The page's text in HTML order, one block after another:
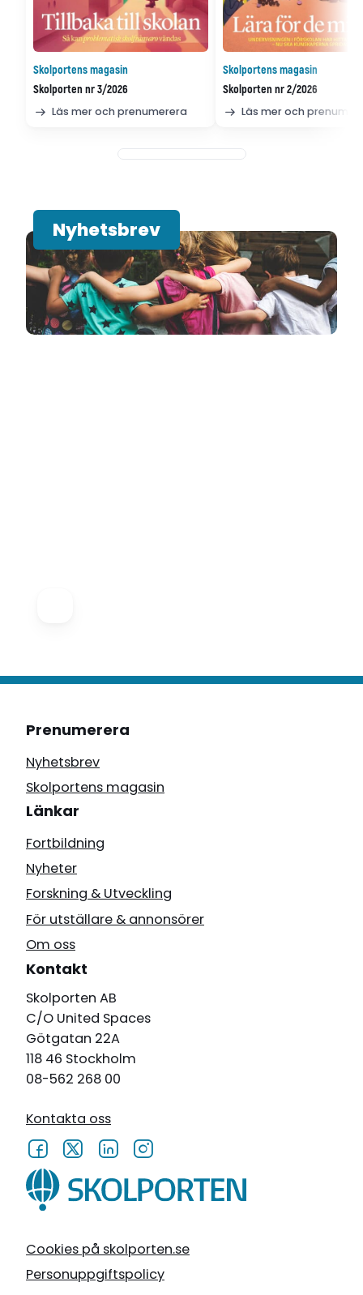
Skolportens magasin
Skolporten nr 3/2026
Läs mer och prenumerera
Skolportens magasin
Skolporten nr 2/2026
Läs mer och
Nyhetsbrev
Cookies på skolporten.se
Personuppgiftspolicy
Prenumerera
Nyhetsbrev
Skolportens magasin
Länkar
Fortbildning
Nyheter
Forskning & Utveckling
För utställare & annonsörer
Om oss
Kontakt
Skolporten AB
C/O United Spaces
Götgatan 22A
118 46 Stockholm
08-562 268 00
Kontakta oss